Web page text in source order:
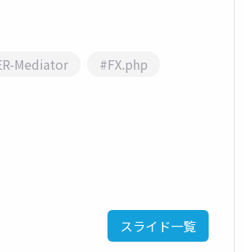
Mediator
#FX.php
スライド一覧